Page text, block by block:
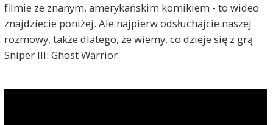
filmie ze znanym, amerykańskim komikiem - to wideo
znajdziecie poniżej. Ale najpierw odsłuchajcie naszej
rozmowy, także dlatego, że wiemy, co dzieje się z grą
Sniper III: Ghost Warrior.